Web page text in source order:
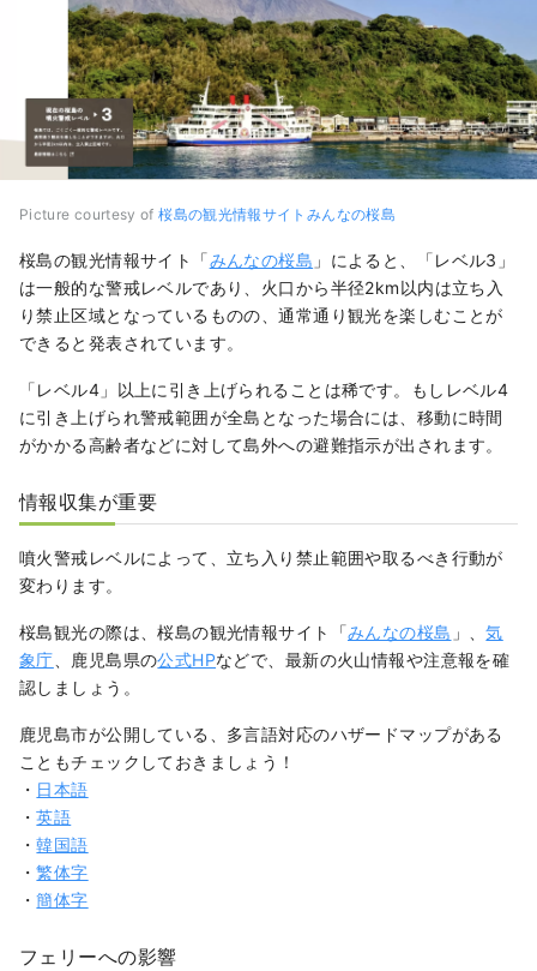
Picture courtesy of桜島の観光情報サイトみんなの桜島
桜島の観光情報サイト「みんなの桜島 」によると、「レベル3」
は一般的な警戒レベルであり、火口から半径2km以内は立ち入
り禁止区域となっているものの、通常通り観光を楽しむことが
できると発表されています。
「レベル4」以上に引き上げられることは稀です。もしレベル4
に引き上げられ警戒範囲が全島となった場合には、移動に時間
がかかる高齢者などに対して島外への避難指示が出されます。
情報収集が重要
噴火警戒レベルによって、立ち入り禁止範囲や取るべき行動が
変わります。
桜島観光の際は、桜島の観光情報サイト「みんなの桜島 」、気
象庁 、鹿児島県の公式HPなどで、最新の火山情報や注意報を確
認しましょう。
鹿児島市が公開している、多言語対応のハザードマップがある
こともチェックしておきましょう！
・ 日本語
・英語
・韓国語
・繁体字
・簡体字
フェリーへの影響